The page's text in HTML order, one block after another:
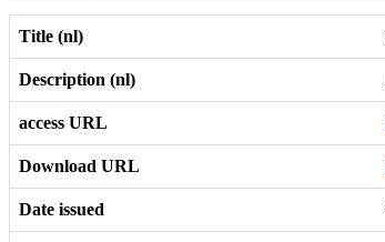
Title (nl)
Description (nl)
access URL
Download URL
Date issued